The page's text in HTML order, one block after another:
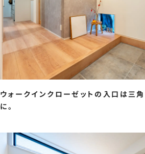
ウォークインクローゼットの入口は三角
に。